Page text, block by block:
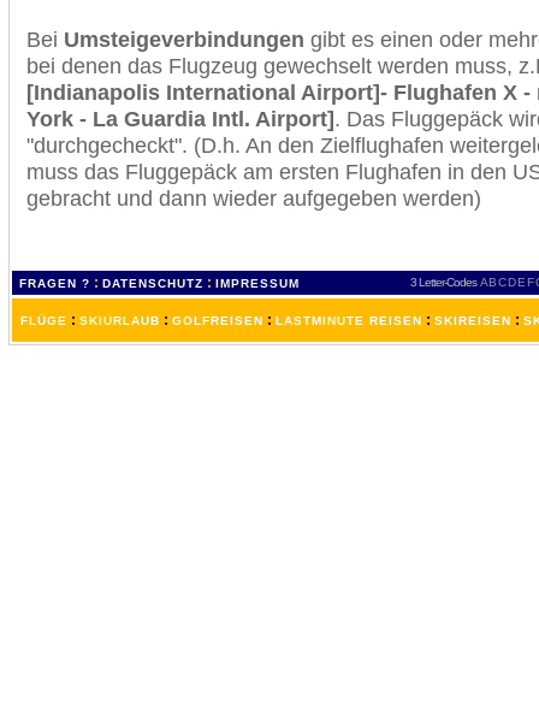
Bei Umsteigeverbindungen gibt es einen oder
bei denen das Flugzeug gewechselt werden muss,
[Indianapolis International Airport]- Flughafen X -
York - La Guardia Intl. Airport]. Das Fluggepäck
"durchgecheckt". (D.h. An den Zielflughafen
muss das Fluggepäck am ersten Flughafen in den
gebracht und dann wieder aufgegeben werden)
FRAGEN ? : DATENSCHUTZ : IMPRESSUM 3 Letter-Codes ABCDEF
FLÜGE : SKIURLAUB : GOLFREISEN : LASTMINUTE REISEN : SKIREISEN :